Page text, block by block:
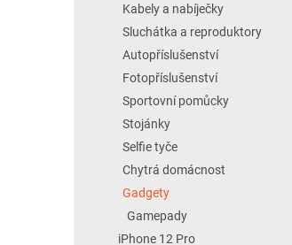
Kabely a nabíječky
Sluchátka a reproduktory
Autopříslušenství
Fotopříslušenství
Sportovní pomůcky
Stojánky
Selfie tyče
Chytrá domácnost
Gadgety
Gamepady
iPhone 12 Pro